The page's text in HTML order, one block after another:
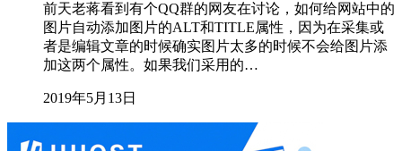
前天老蒋看到有个QQ群的网友在讨论，如何给网站中的
图片自动添加图片的ALT和TITLE属性，因为在采集或
者是编辑文章的时候确实图片太多的时候不会给图片添
加这两个属性。如果我们采用的…
2019年5月13日